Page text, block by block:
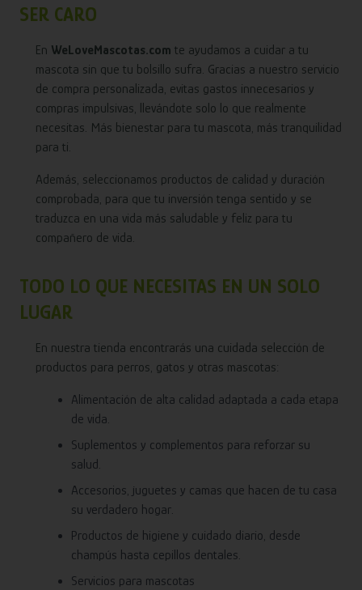
SER CARO
En WeLoveMascotas.com te ayudamos a cuidar a tu
mascota sin que tu bolsillo sufra. Gracias a nuestro servicio
de compra personalizada, evitas gastos innecesarios y
compras impulsivas, llevándote solo lo que realmente
necesitas. Más bienestar para tu mascota, más tranquilidad
para ti.
Además, seleccionamos productos de calidad y duración
comprobada, para que tu inversión tenga sentido y se
traduzca en una vida más saludable y feliz para tu
compañero de vida.
TODO LO QUE NECESITAS EN UN SOLO
LUGAR
En nuestra tienda encontrarás una cuidada selección de
productos para perros, gatos y otras mascotas:
Alimentación de alta calidad adaptada a cada etapa
de vida.
Suplementos y complementos para reforzar su
salud.
Accesorios, juguetes y camas que hacen de tu casa
su verdadero hogar.
Productos de higiene y cuidado diario, desde
champús hasta cepillos dentales.
Servicios para mascotas